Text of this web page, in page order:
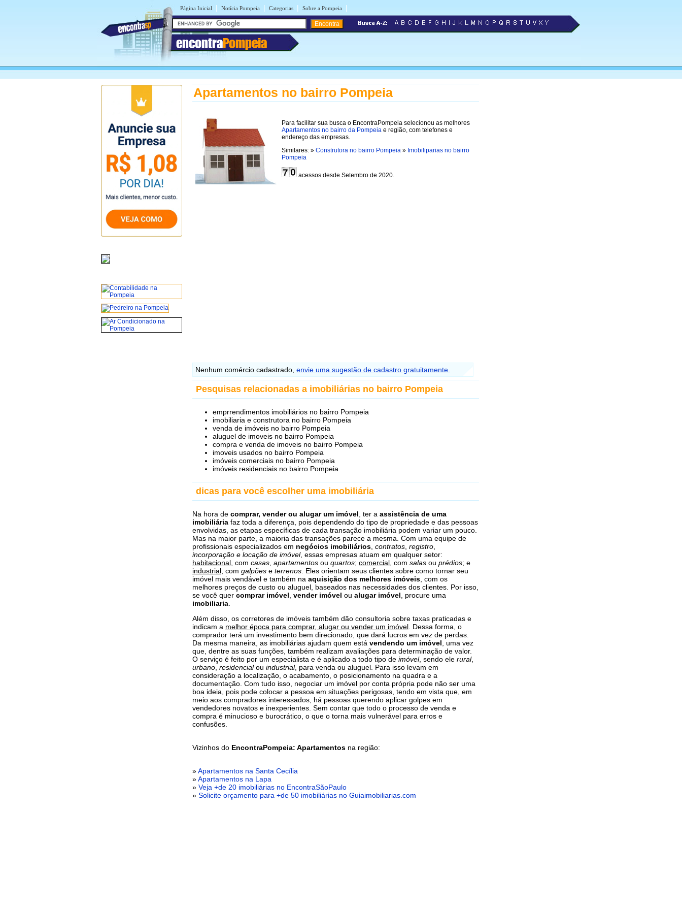
Página Inicial | Notícia Pompeia | Categorias | Sobre a Pompeia |
encontraPompeia
Apartamentos no bairro Pompeia
Para facilitar sua busca o EncontraPompeia selecionou as melhores
Apartamentos no bairro da Pompeia e região, com telefones e
endereço das empresas.
Similares: » Construtora no bairro Pompeia » Imobiliparias no bairro
Pompeia
acessos desde Setembro de 2020.
Nenhum comércio cadastrado, envie uma sugestão de cadastro gratuitamente.
Pesquisas relacionadas a imobiliárias no bairro Pompeia
emprrendimentos imobiliários no bairro Pompeia
imobiliaria e construtora no bairro Pompeia
venda de imóveis no bairro Pompeia
aluguel de imoveis no bairro Pompeia
compra e venda de imoveis no bairro Pompeia
imoveis usados no bairro Pompeia
imóveis comerciais no bairro Pompeia
imóveis residenciais no bairro Pompeia
dicas para você escolher uma imobiliária
Na hora de comprar, vender ou alugar um imóvel , ter a assistência de uma
imobiliária faz toda a diferença, pois dependendo do tipo de propriedade e das pessoas
envolvidas, as etapas específicas de cada transação imobiliária podem variar um pouco.
Mas na maior parte, a maioria das transações parece a mesma. Com uma equipe de
profissionais especializados em negócios imobiliários contratos registro
incorporação e locação de imóvel, essas empresas atuam em qualquer setor:
habitacional , com casas apartamentos ou quartos; comercial , com salas ou prédios; e
industrial , com galpões e terrenos . Eles orientam seus clientes sobre como tornar seu
imóvel mais vendável e também na aquisição dos melhores imóveis , com os
melhores preços de custo ou aluguel, baseados nas necessidades dos clientes. Por isso,
se você quer comprar imóvel vender imóvel ou alugar imóvel , procure uma
imobiliaria
Além disso, os corretores de imóveis também dão consultoria sobre taxas praticadas e
indicam a melhor época para comprar, alugar ou vender um imóvel . Dessa forma, o
comprador terá um investimento bem direcionado, que dará lucros em vez de perdas.
Da mesma maneira, as imobiliárias ajudam quem está vendendo um imóvel , uma vez
que, dentre as suas funções, também realizam avaliações para determinação de valor.
O serviço é feito por um especialista e é aplicado a todo tipo de imóvel, sendo ele rural,
urbano residencialou industrial, para venda ou aluguel. Para isso levam em
consideração a localização, o acabamento, o posicionamento na quadra e a
documentação. Com tudo isso, negociar um imóvel por conta própria pode não ser uma
boa ideia, pois pode colocar a pessoa em situações perigosas, tendo em vista que, em
meio aos compradores interessados, há pessoas querendo aplicar golpes em
vendedores novatos e inexperientes. Sem contar que todo o processo de venda e
compra é minucioso e burocrático, o que o torna mais vulnerável para erros e
confusões.
Vizinhos do EncontraPompeia: Apartamentos na região:
»Apartamentos na Santa Cecília
»Apartamentos na Lapa
» Veja +de 20 imobiliárias no EncontraSãoPaulo
» Solicite orçamento para +de 50 imobiliárias no Guiaimobiliarias.com